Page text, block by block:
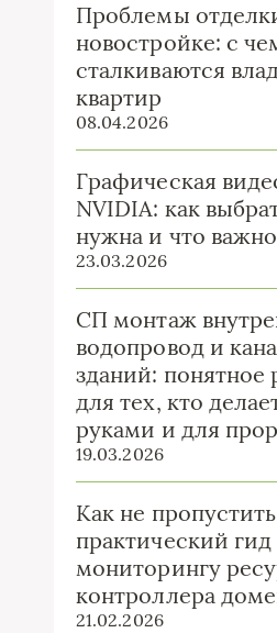
Проблемы
новостройке: с
сталкиваются
квартир
08.04.2026
Графическая
NVIDIA: как
нужна и что
23.03.2026
СП монтаж
водопровод и
зданий: понятное
для тех, кто
руками и для
19.03.2026
Как не
практический гид
мониторингу
контроллера
21.02.2026